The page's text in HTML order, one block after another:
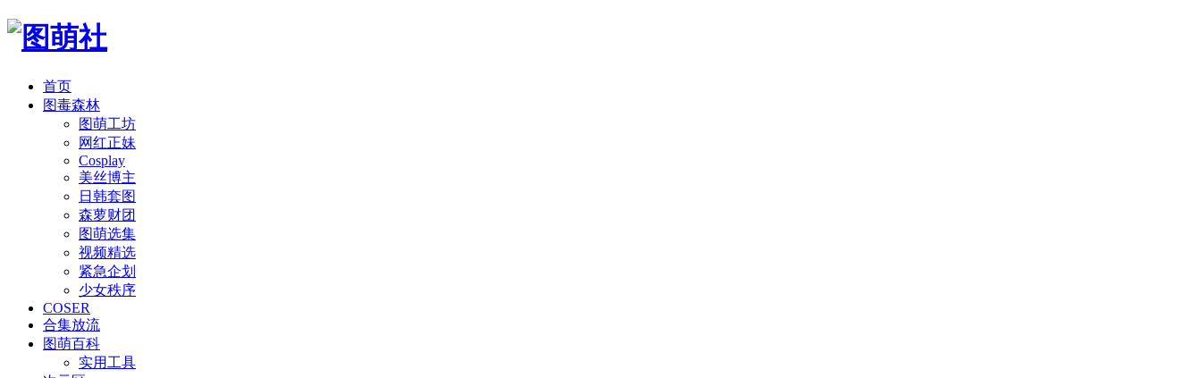
首页
图毒森林
图萌工坊
网红正妹
Cosplay
美丝博主
日韩套图
森萝财团
图萌选集
视频精选
紧急企划
少女秩序
COSER
合集放流
图萌百科
实用工具